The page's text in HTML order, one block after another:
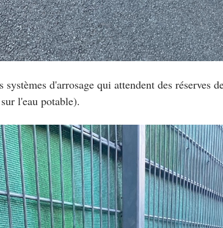
systèmes d'arrosage qui attendent des réserves
l'eau potable).